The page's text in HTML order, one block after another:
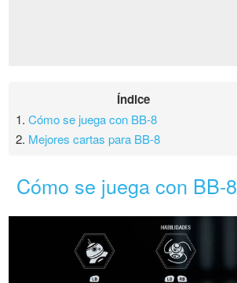
Índice
1.Cómo se juega con BB-8
2. Mejores cartas para BB-8
Cómo se juega con BB-8